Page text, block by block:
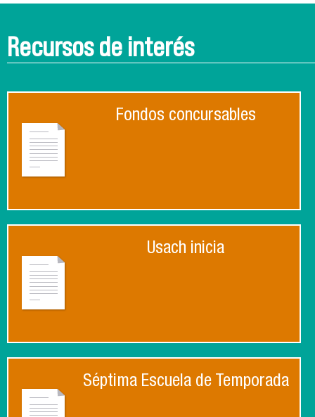
Recursos de interés
Fondos concursables
Usach inicia
Séptima Escuela de Temporada